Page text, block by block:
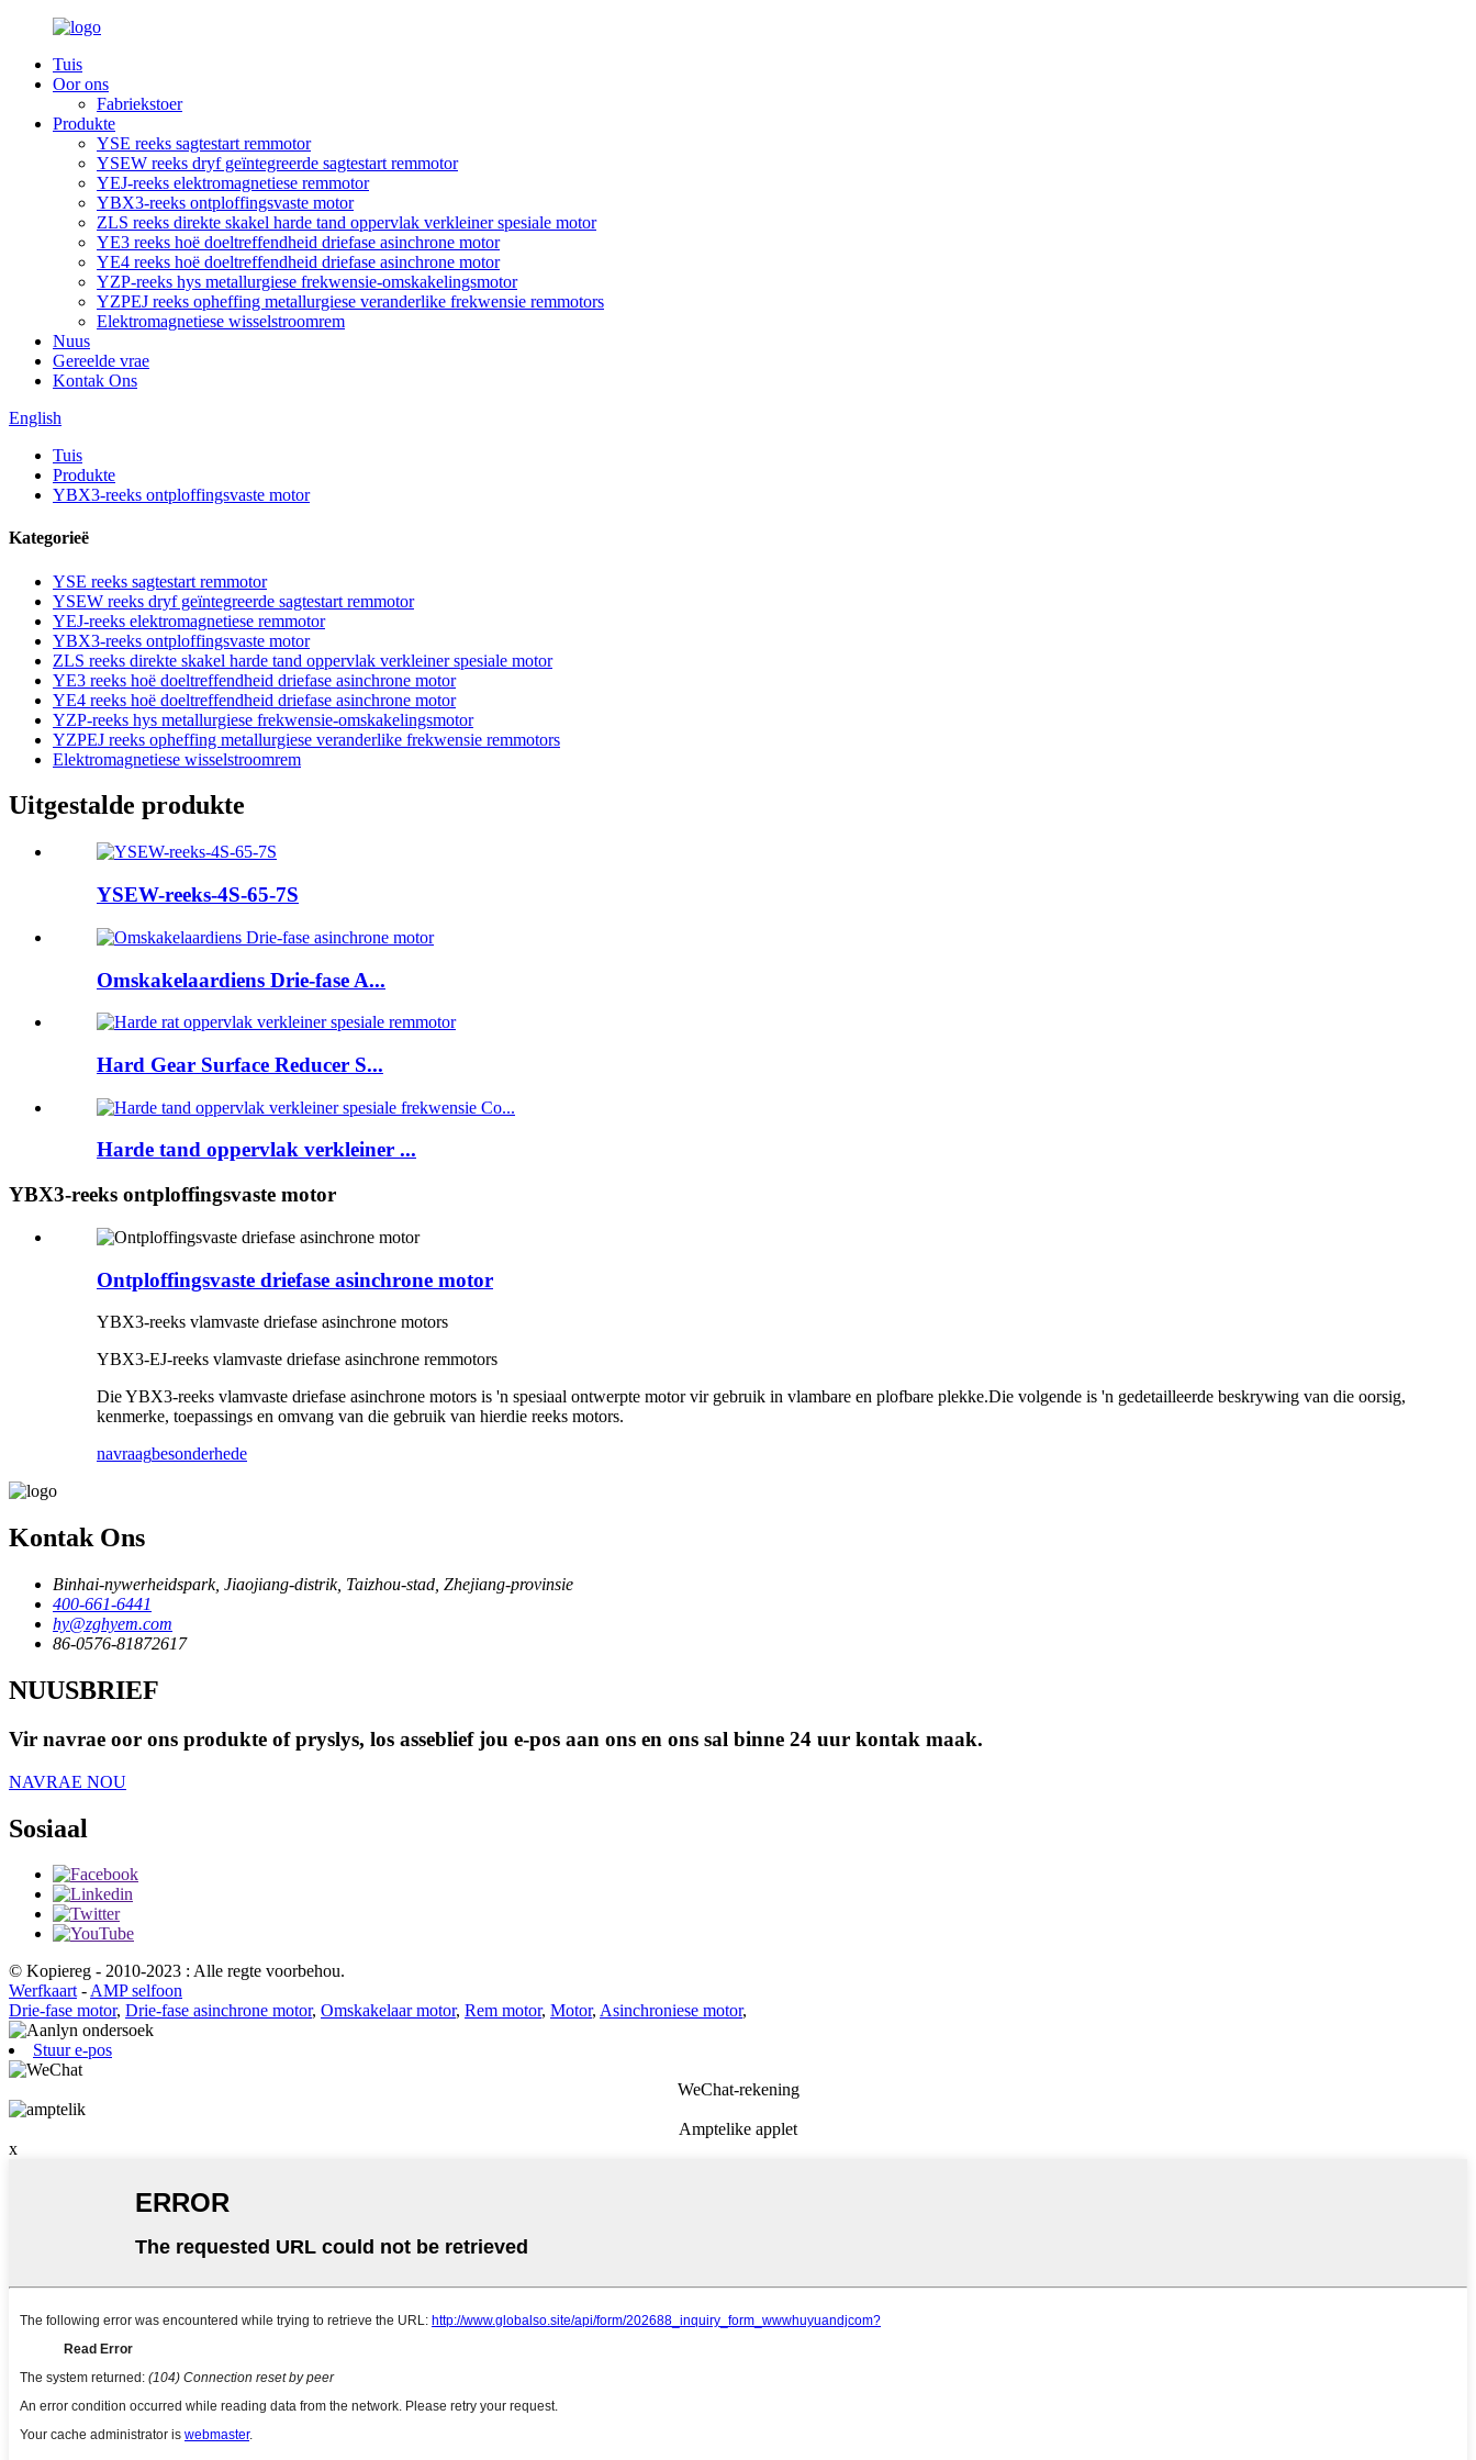
Tuis
Oor ons
Fabriekstoer
Produkte
YSE reeks sagtestart remmotor
YSEW reeks dryf geïntegreerde sagtestart remmotor
YEJ-reeks elektromagnetiese remmotor
YBX3-reeks ontploffingsvaste motor
ZLS reeks direkte skakel harde tand oppervlak verkleiner spesiale motor
YE3 reeks hoë doeltreffendheid driefase asinchrone motor
YE4 reeks hoë doeltreffendheid driefase asinchrone motor
YZP-reeks hys metallurgiese frekwensie-omskakelingsmotor
YZPEJ reeks opheffing metallurgiese veranderlike frekwensie remmotors
Elektromagnetiese wisselstroomrem
Nuus
Gereelde vrae
Kontak Ons
English
Tuis
Produkte
YBX3-reeks ontploffingsvaste motor
Kategorieë
YSE reeks sagtestart remmotor
YSEW reeks dryf geïntegreerde sagtestart remmotor
YEJ-reeks elektromagnetiese remmotor
YBX3-reeks ontploffingsvaste motor
ZLS reeks direkte skakel harde tand oppervlak verkleiner spesiale motor
YE3 reeks hoë doeltreffendheid driefase asinchrone motor
YE4 reeks hoë doeltreffendheid driefase asinchrone motor
YZP-reeks hys metallurgiese frekwensie-omskakelingsmotor
YZPEJ reeks opheffing metallurgiese veranderlike frekwensie remmotors
Elektromagnetiese wisselstroomrem
Uitgestalde produkte
YSEW-reeks-4S-65-7S
Omskakelaardiens Drie-fase A...
Hard Gear Surface Reducer S...
Harde tand oppervlak verkleiner ...
YBX3-reeks ontploffingsvaste motor
Ontploffingsvaste driefase asinchrone motor
YBX3-reeks vlamvaste driefase asinchrone motors
YBX3-EJ-reeks vlamvaste driefase asinchrone remmotors
Die YBX3-reeks vlamvaste driefase asinchrone motors is 'n spesiaal ontwerpte motor vir gebruik in vlambare en plofbare plekke.Die volgende is 'n gedetailleerde beskrywing van die oorsig,
kenmerke, toepassings en omvang van die gebruik van hierdie reeks motors.
navraagbesonderhede
Kontak Ons
Binhai-nywerheidspark, Jiaojiang-distrik, Taizhou-stad, Zhejiang-provinsie
400-661-6441
hy@zghyem.com
86-0576-81872617
NUUSBRIEF
Vir navrae oor ons produkte of pryslys, los asseblief jou e-pos aan ons en ons sal binne 24 uur kontak maak.
NAVRAE NOU
Sosiaal
© Kopiereg - 2010-2023 : Alle regte voorbehou.
Werfkaart-AMP selfoon
Drie-fase motor, Drie-fase asinchrone motor, Omskakelaar motor, Rem motor, Motor, Asinchroniese motor,
Stuur e-pos
WeChat-rekening
Amptelike applet
x